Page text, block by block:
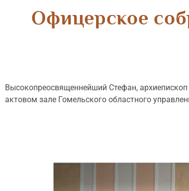
Офицерское
Высокопреосвященнейший Стефан,
актовом зале Гомельского областного